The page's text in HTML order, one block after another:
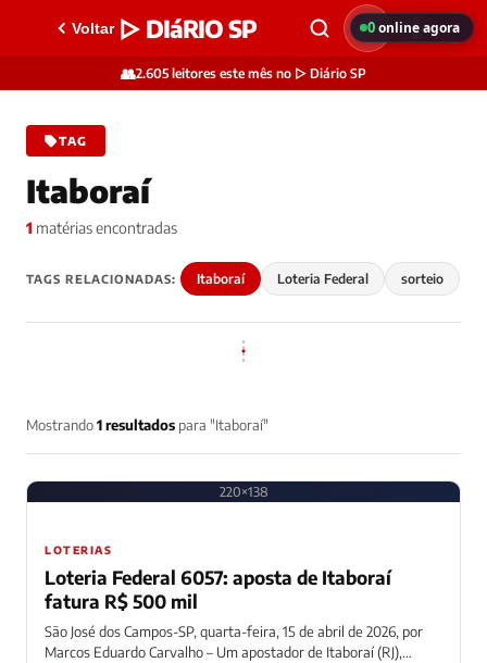
Voltar ▷ DIáRIO SP
👥2.605 leitores este mês no ▷ Diário SP
TAG
Itaboraí
1 matérias encontradas
TAGS RELACIONADAS: Itaboraí Loteria Federal sorteio
Mostrando1 resultados para "Itaboraí"
220×138
LOTERIAS
Loteria Federal 6057: aposta de Itaboraí
fatura R$ 500 mil
São José dos Campos-SP, quarta-feira, 15 de abril de 2026, por
Marcos Eduardo Carvalho – Um apostador de Itaboraí (RJ),
0online agora